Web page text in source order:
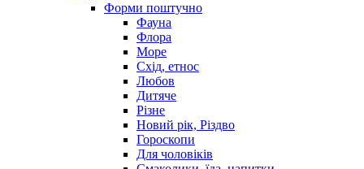
Форми поштучно
Фауна
Флора
Море
Схід, етнос
Любов
Дитяче
Різне
Новий рік, Різдво
Гороскопи
Для чоловіків